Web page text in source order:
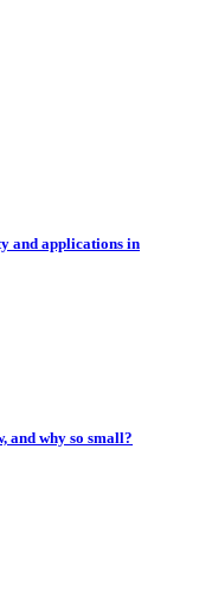
and applications in
and why so small?